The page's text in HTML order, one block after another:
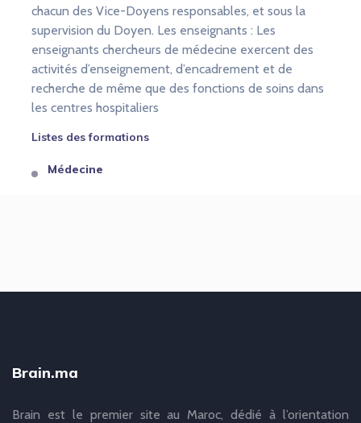
chacun des Vice-Doyens responsables, et sous la
supervision du Doyen. Les enseignants : Les
enseignants chercheurs de médecine exercent des
activités d’enseignement, d’encadrement et de
recherche de même que des fonctions de soins dans
les centres hospitaliers
Listes des formations
Médecine
Brain.ma
Brain est le premier site au Maroc, dédié à l’orientation